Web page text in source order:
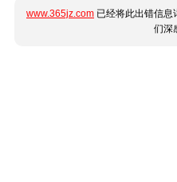
www.365jz.com 已经将此出错信息
们深